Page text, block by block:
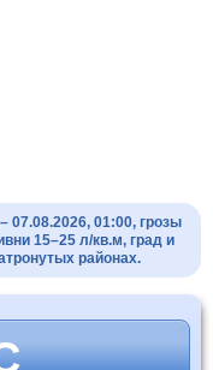
01:00, грозы
15–25 л/кв.м, град и
районах.